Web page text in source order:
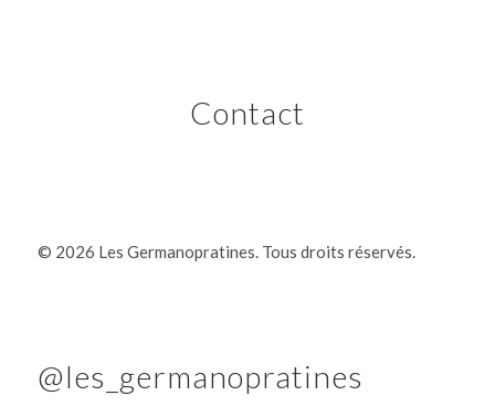
Contact
© 2026 Les Germanopratines. Tous droits réservés.
@les_germanopratines